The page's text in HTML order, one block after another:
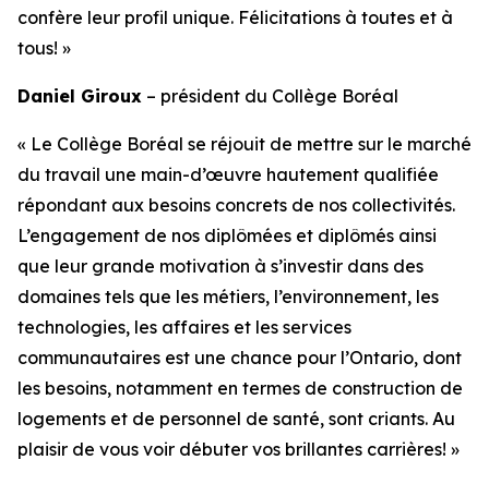
confère leur profil unique. Félicitations à toutes et à
tous! »
Daniel Giroux – président du Collège Boréal
« Le Collège Boréal se réjouit de mettre sur le marché
du travail une main-d’œuvre hautement qualifiée
répondant aux besoins concrets de nos collectivités.
L’engagement de nos diplômées et diplômés ainsi
que leur grande motivation à s’investir dans des
domaines tels que les métiers, l’environnement, les
technologies, les affaires et les services
communautaires est une chance pour l’Ontario, dont
les besoins, notamment en termes de construction de
logements et de personnel de santé, sont criants. Au
plaisir de vous voir débuter vos brillantes carrières! »